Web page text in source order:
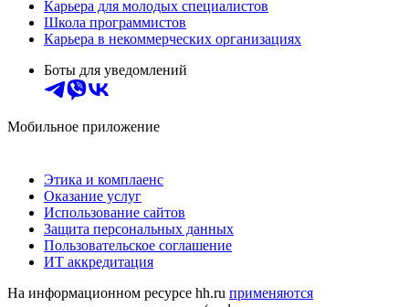
Карьера для молодых специалистов
Школа программистов
Карьера в некоммерческих организациях
Боты для уведомлений
Мобильное приложение
Этика и комплаенс
Оказание услуг
Использование сайтов
Защита персональных данных
Пользовательское соглашение
ИТ аккредитация
На информационном ресурсе hh.ru применяются